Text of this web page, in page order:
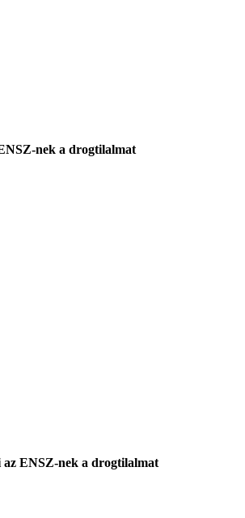
nek a drogtilalmat
ENSZ-nek a drogtilalmat